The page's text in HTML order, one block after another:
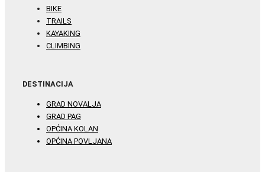
BIKE
TRAILS
KAYAKING
CLIMBING
DESTINACIJA
GRAD NOVALJA
GRAD PAG
OPĆINA KOLAN
OPĆINA POVLJANA